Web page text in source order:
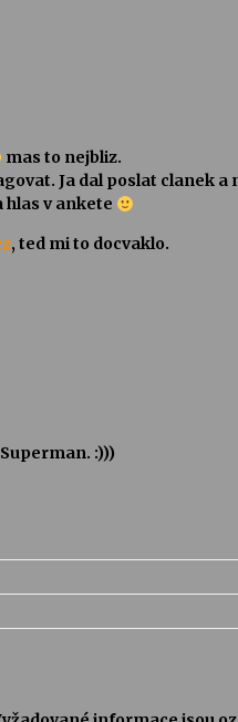
mas to nejbliz.
Ja dal poslat clanek a
hlas v ankete
, ted mi to docvaklo.
:)))